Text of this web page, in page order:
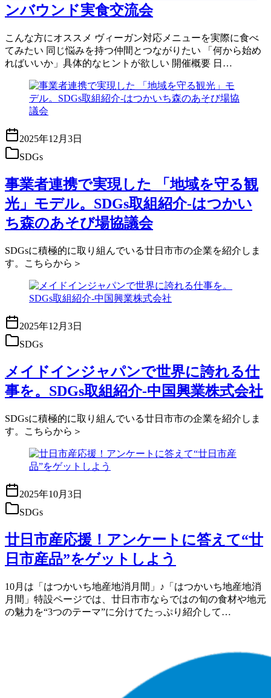
ンバウンド実食交流会
こんな方にオススメ ヴィーガン対応メニューを実際に食べ
てみたい 同じ悩みを持つ仲間とつながりたい 「何から始め
ればいいか」具体的なヒントが欲しい 開催概要 日…
2025年12月3日
SDGs
事業者連携で実現した 「地域を守る観
光」モデル。SDGs取組紹介-はつかい
ち森のあそび場協議会
SDGsに積極的に取り組んでいる廿日市市の企業を紹介しま
す。こちらから＞
2025年12月3日
SDGs
メイドインジャパンで世界に誇れる仕
事を。SDGs取組紹介-中国興業株式会社
SDGsに積極的に取り組んでいる廿日市市の企業を紹介しま
す。こちらから＞
2025年10月3日
SDGs
廿日市産応援！アンケートに答えて“廿
日市産品”をゲットしよう
10月は「はつかいち地産地消月間」♪「はつかいち地産地消
月間」特設ページでは、廿日市市ならではの旬の食材や地元
の魅力を“3つのテーマ”に分けてたっぷり紹介して…